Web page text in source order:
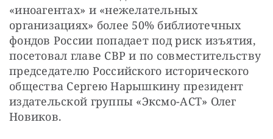
«иноагентах» и «нежелательных
организациях» более 50% библиотечных
фондов России попадает под риск изъятия,
посетовал главе СВР и по совместительству
председателю Российского исторического
общества Сергею Нарышкину президент
издательской группы «Эксмо-АСТ» Олег
Новиков.